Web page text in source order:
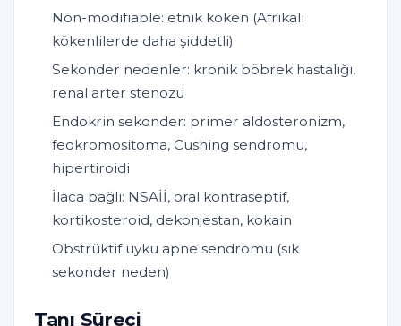
Non-modifiable: etnik köken (Afrikalı
kökenlilerde daha şiddetli)
Sekonder nedenler: kronik böbrek hastalığı,
renal arter stenozu
Endokrin sekonder: primer aldosteronizm,
feokromositoma, Cushing sendromu,
hipertiroidi
İlaca bağlı: NSAİİ, oral kontraseptif,
kortikosteroid, dekonjestan, kokain
Obstrüktif uyku apne sendromu (sık
sekonder neden)
Tanı Süreci